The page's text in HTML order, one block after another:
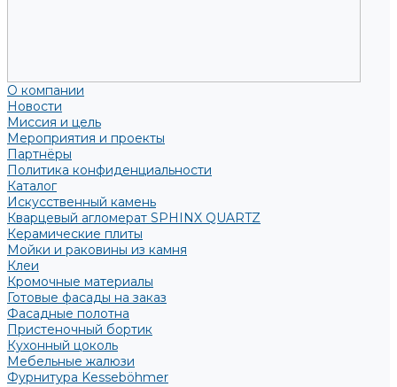
О компании
Новости
Миссия и цель
Мероприятия и проекты
Партнёры
Политика конфиденциальности
Каталог
Искусственный камень
Кварцевый агломерат SPHINX QUARTZ
Керамические плиты
Мойки и раковины из камня
Клеи
Кромочные материалы
Готовые фасады на заказ
Фасадные полотна
Пристеночный бортик
Кухонный цоколь
Мебельные жалюзи
Фурнитура Kesseböhmer